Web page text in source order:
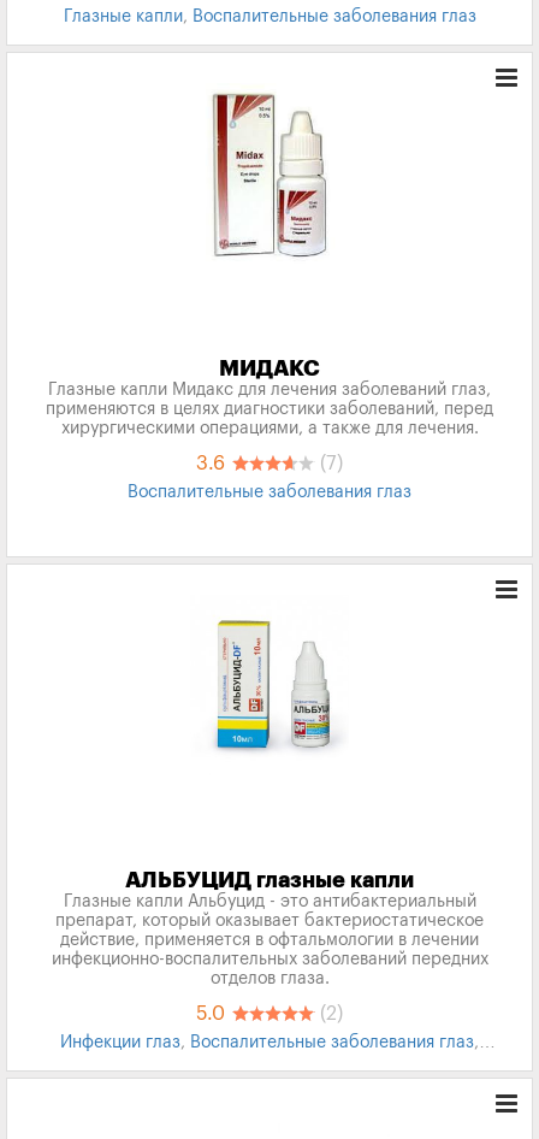
Глазные капли, Воспалительные заболевания глаз
МИДАКС
Глазные капли Мидакс для лечения заболеваний глаз,
применяются в целях диагностики заболеваний, перед
хирургическими операциями, а также для лечения.
3.6 (7)
Воспалительные заболевания глаз
АЛЬБУЦИД глазные капли
Глазные капли Альбуцид - это антибактериальный
препарат, который оказывает бактериостатическое
действие, применяется в офтальмологии в лечении
инфекционно-воспалительных заболеваний передних
отделов глаза.
5.0 (2)
Инфекции глаз, Воспалительные заболевания глаз,